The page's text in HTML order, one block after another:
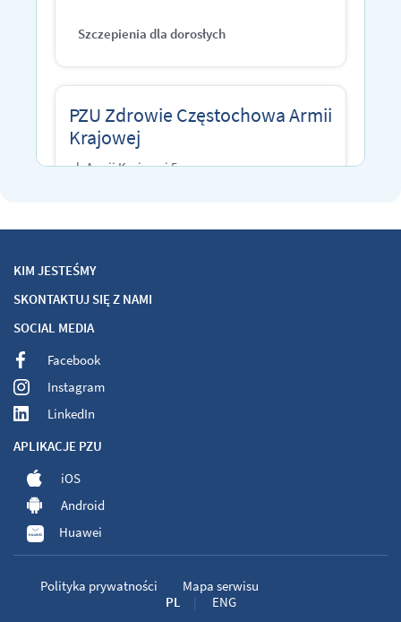
Toruń
Warszawa
Szczepienia dla dorosłych
PZU Zdrowie Częstochowa Armii
Krajowej
ul. Armii Krajowej 5
Szczepienia dla dorosłych
PZU Zdrowie Gdańsk Marynarki
Polskiej
ul. Marynarki Polskiej 195
Szczepienia dla dorosłych
KIM JESTEŚMY
SKONTAKTUJ SIĘ Z NAMI
SOCIAL MEDIA
Facebook
Instagram
LinkedIn
APLIKACJE PZU
iOS
Android
Huawei
PL ENG
Polityka prywatności Mapa serwisu